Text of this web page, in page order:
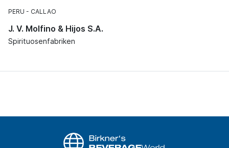
PERU CALLAO
J. V. Molfino & Hijos S.A.
Spirituosenfabriken